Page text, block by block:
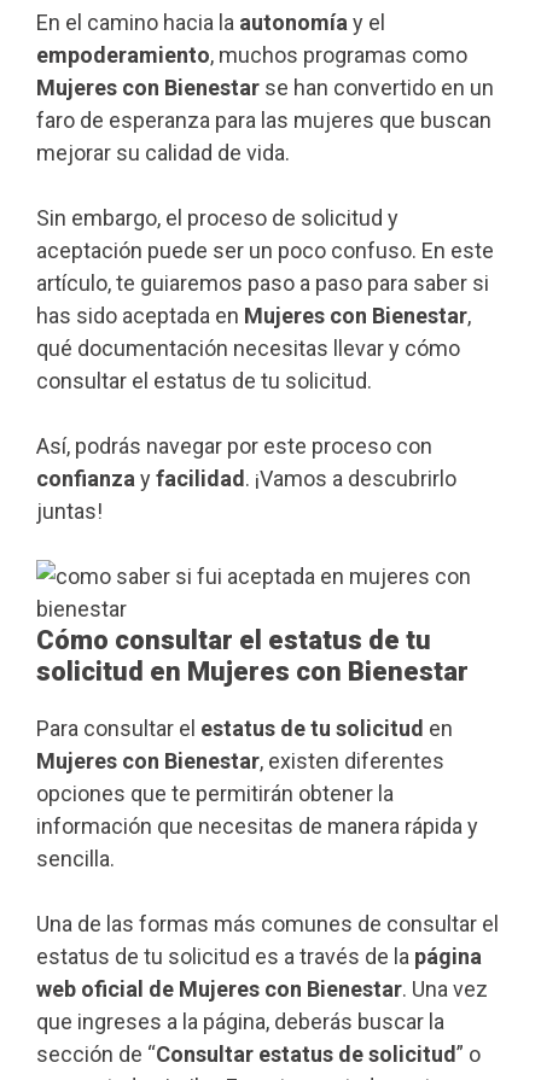
En el camino hacia la autonomía y el
empoderamiento, muchos programas como
Mujeres con Bienestar se han convertido en un
faro de esperanza para las mujeres que buscan
mejorar su calidad de vida.
Sin embargo, el proceso de solicitud y
aceptación puede ser un poco confuso. En este
artículo, te guiaremos paso a paso para saber si
has sido aceptada en Mujeres con Bienestar,
qué documentación necesitas llevar y cómo
consultar el estatus de tu solicitud.
Así, podrás navegar por este proceso con
confianza yfacilidad. ¡Vamos a descubrirlo
juntas!
Cómo consultar el estatus de tu
solicitud en Mujeres con Bienestar
Para consultar el estatus de tu solicitud en
Mujeres con Bienestar, existen diferentes
opciones que te permitirán obtener la
información que necesitas de manera rápida y
sencilla.
Una de las formas más comunes de consultar el
estatus de tu solicitud es a través de la página
web oficial de Mujeres con Bienestar. Una vez
que ingreses a la página, deberás buscar la
sección de “Consultar estatus de solicitud” o